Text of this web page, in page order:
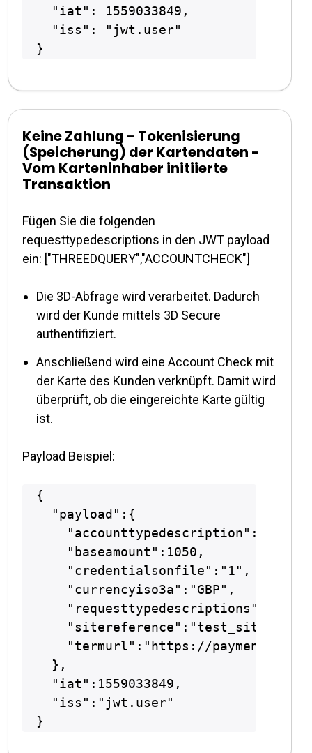
  "iat": 1559033849,
  "iss": "jwt.user"
Keine Zahlung - Tokenisierung
(Speicherung) der Kartendaten -
Vom Karteninhaber initiierte
Transaktion
Fügen Sie die folgenden
requesttypedescriptions in den JWT payload
ein: ["THREEDQUERY","ACCOUNTCHECK"]
Die 3D-Abfrage wird verarbeitet. Dadurch
wird der Kunde mittels 3D Secure
authentifiziert.
Anschließend wird eine Account Check mit
der Karte des Kunden verknüpft. Damit wird
überprüft, ob die eingereichte Karte gültig
ist.
Payload Beispiel:
{
  "payload":{
    "accounttypedescription":"ECOM",
    "baseamount":1050,
    "credentialsonfile":"1",
    "currencyiso3a":"GBP",
"termurl":"https://
  },
  "iat":1559033849,
  "iss":"jwt.user"